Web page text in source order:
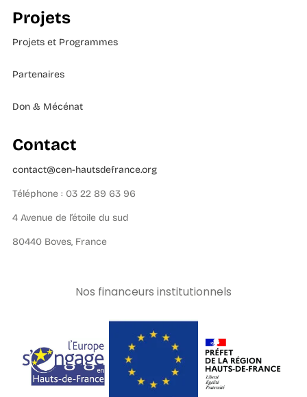
Projets
Projets et Programmes
Partenaires
Don & Mécénat
Contact
contact@cen-hautsdefrance.org
Téléphone : 03 22 89 63 96
4 Avenue de l’étoile du sud
80440 Boves, France
Nos financeurs institutionnels